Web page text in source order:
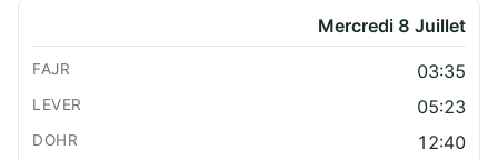
Mercredi 8 Juillet
03:35
05:23
12:40